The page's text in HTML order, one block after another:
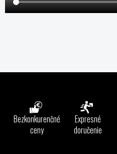
Bezkonkurenčné
ceny
Expresné
doručenie